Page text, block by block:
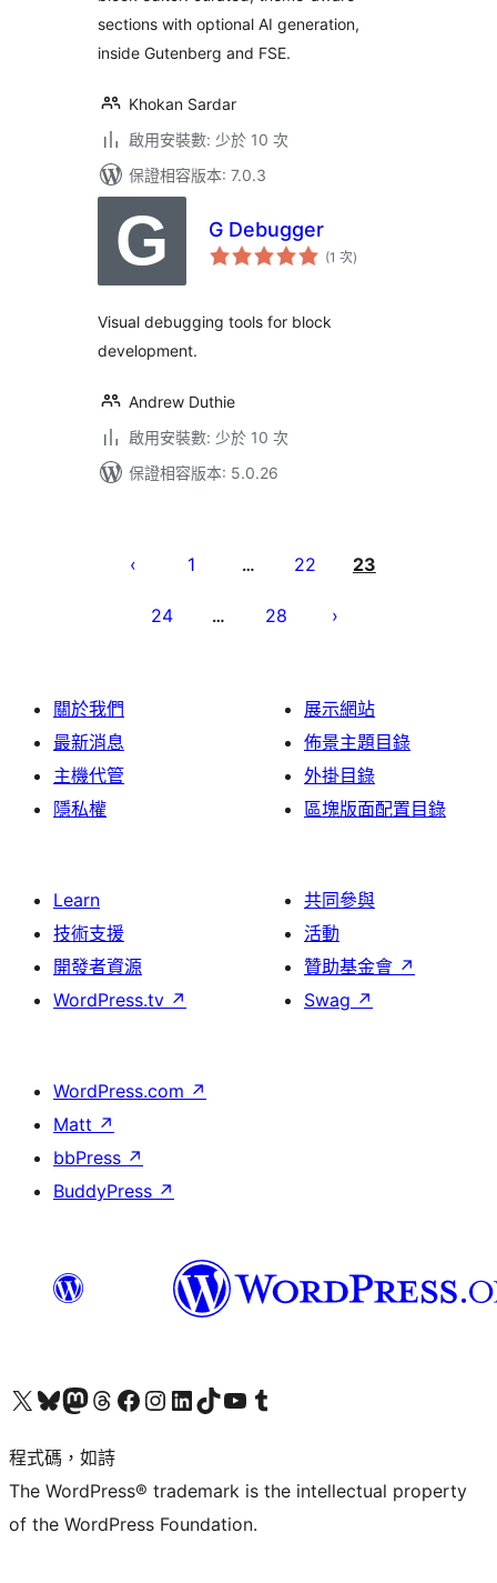
sections with optional AI generation,
inside Gutenberg and FSE.
Khokan Sardar
啟用安裝數: 少於 10 次
保證相容版本: 7.0.3
G Debugger
(1 次評
分)
Visual debugging tools for block
development.
Andrew Duthie
啟用安裝數: 少於 10 次
保證相容版本: 5.0.26
1 … 22 23
24 … 28
關於我們
最新消息
主機代管
隱私權
展示網站
佈景主題目錄
外掛目錄
區塊版面配置目錄
Learn
技術支援
開發者資源
WordPress.tv ↗
共同參與
活動
贊助基金會 ↗
Swag ↗
WordPress.com ↗
Matt ↗
bbPress ↗
BuddyPress ↗
查看我們的 X (之前的 Twitter) 帳號造訪我們的 Bluesky 帳號造訪我們的 Mastodon 帳號造訪我們的 Threads 帳號 造訪我們的 Facebook 粉絲專頁Visit our Instagram account
Visit our LinkedIn account
造訪我們的 TikTok 帳號Visit our YouTube channel
造訪我們的 Tumblr 帳號
程式碼，如詩
The WordPress® trademark is the intellectual property
of the WordPress Foundation.